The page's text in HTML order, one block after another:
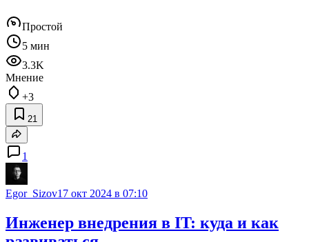
Простой
5 мин
3.3K
Мнение
+3
21
1
Egor_Sizov17 окт 2024 в 07:10
Инженер внедрения в IT: куда и как